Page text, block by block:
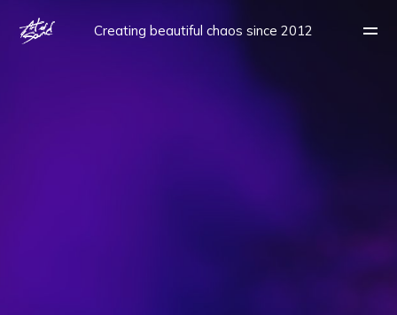
Creating beautiful chaos since 2012